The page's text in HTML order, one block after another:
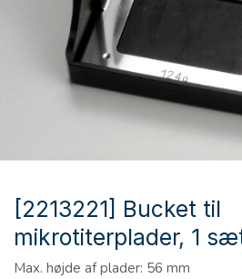
[2213221] Bucket til
mikrotiterplader, 1
Max. højde af plader: 56 mm